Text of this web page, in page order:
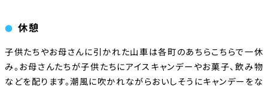
休憩
子供たちやお母さんに引かれた山車は各町のあちらこちらで一休
み。お母さんたちが子供たちにアイスキャンデーやお菓子、飲み物
などを配ります。潮風に吹かれながらおいしそうにキャンデーをな